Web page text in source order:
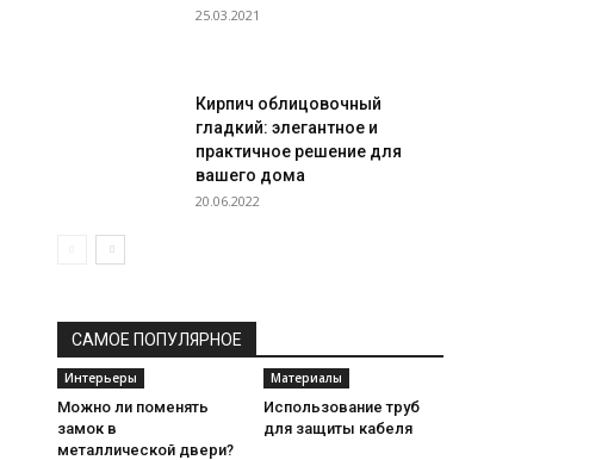
25.03.2021
Кирпич облицовочный
гладкий: элегантное и
практичное решение для
вашего дома
20.06.2022
САМОЕ ПОПУЛЯРНОЕ
Интерьеры
Можно ли поменять
замок в
металлической двери?
Материалы
Использование труб
для защиты кабеля